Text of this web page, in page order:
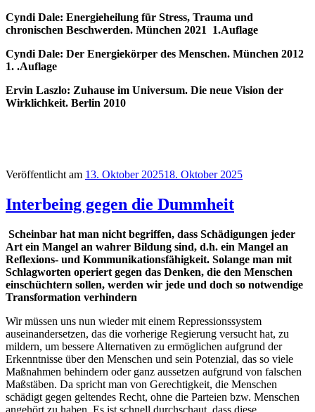
Cyndi Dale: Energieheilung für Stress, Trauma und
chronischen Beschwerden. München 2021 1.Auflage
Cyndi Dale: Der Energiekörper des Menschen. München 2012
1. .Auflage
Ervin Laszlo: Zuhause im Universum. Die neue Vision der
Wirklichkeit. Berlin 2010
Veröffentlicht am 13. Oktober 202518. Oktober 2025
Interbeing gegen die Dummheit
Scheinbar hat man nicht begriffen, dass Schädigungen jeder
Art ein Mangel an wahrer Bildung sind, d.h. ein Mangel an
Reflexions- und Kommunikationsfähigkeit. Solange man mit
Schlagworten operiert gegen das Denken, die den Menschen
einschüchtern sollen, werden wir jede und doch so notwendige
Transformation verhindern
Wir müssen uns nun wieder mit einem Repressionssystem
auseinandersetzen, das die vorherige Regierung versucht hat, zu
mildern, um bessere Alternativen zu ermöglichen aufgrund der
Erkenntnisse über den Menschen und sein Potenzial, das so viele
Maßnahmen behindern oder ganz aussetzen aufgrund von falschen
Maßstäben. Da spricht man von Gerechtigkeit, die Menschen
schädigt gegen geltendes Recht, ohne die Parteien bzw. Menschen
angehört zu haben. Es ist schnell durchschaut, dass diese